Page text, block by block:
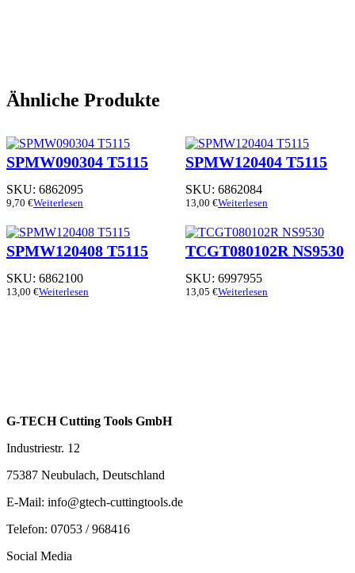
Ähnliche Produkte
SPMW090304 T5115
SKU: 6862095
9,70 €Weiterlesen
SPMW120404 T5115
SKU: 6862084
13,00 €Weiterlesen
SPMW120408 T5115
SKU: 6862100
13,00 €Weiterlesen
TCGT080102R NS9530
SKU: 6997955
13,05 €Weiterlesen
G-TECH Cutting Tools GmbH
Industriestr. 12
75387 Neubulach, Deutschland
E-Mail: info@gtech-cuttingtools.de
Telefon: 07053 / 968416
Social Media